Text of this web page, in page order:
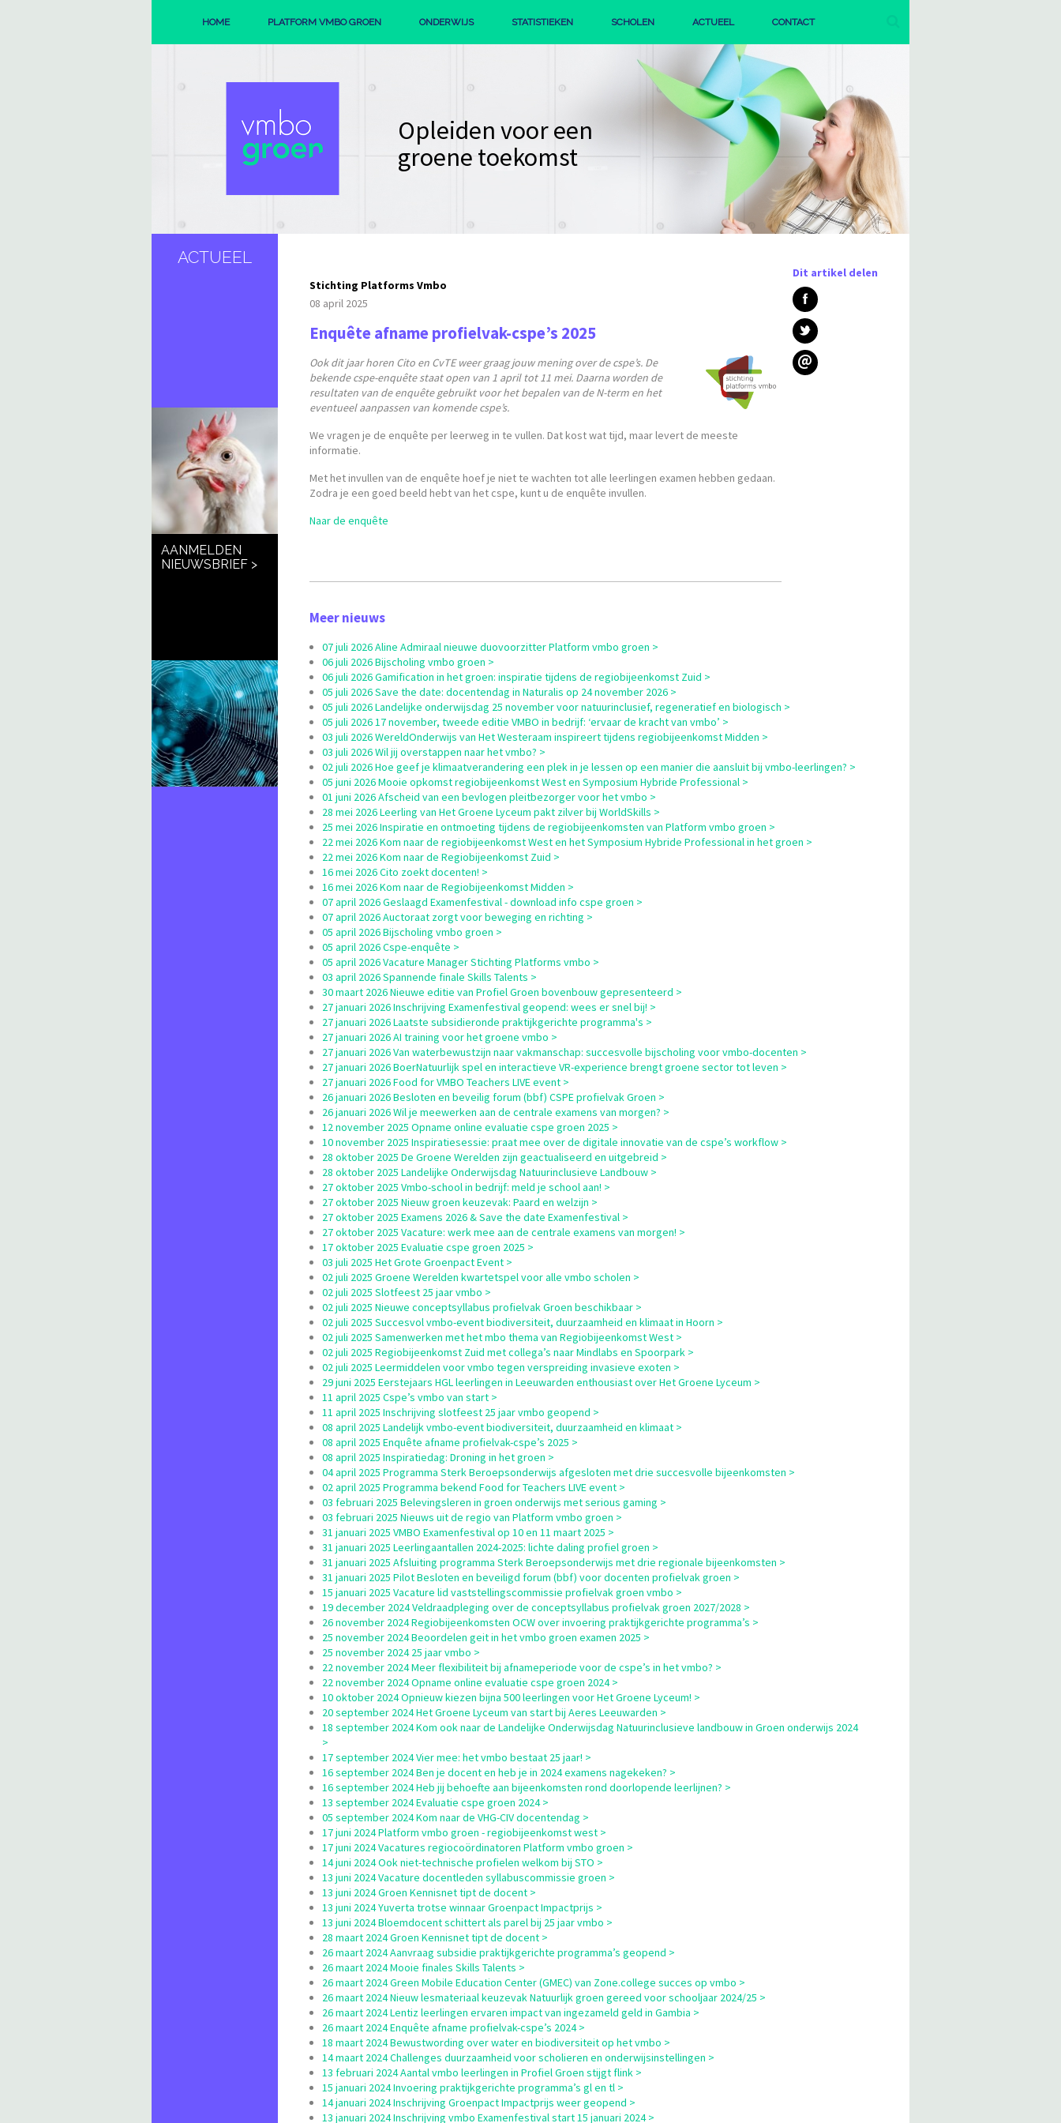
HOME PLATFORM VMBO GROEN
REGIO'S
ONDERWIJS STATISTIEKEN SCHOLEN ACTUEEL
AGENDA
PUBLICATIES
CONTACT
Opleiden voor een
groene toekomst
ACTUEEL
AANMELDEN
NIEUWSBRIEF >
Stichting Platforms Vmbo
08 april 2025
Enquête afname profielvak-cspe’s 2025
Ook dit jaar horen Cito en CvTE weer graag jouw mening over de cspe’s. De
bekende cspe-enquête staat open van 1 april tot 11 mei. Daarna worden de
resultaten van de enquête gebruikt voor het bepalen van de N-term en het
eventueel aanpassen van komende cspe’s.
We vragen je de enquête per leerweg in te vullen. Dat kost wat tijd, maar levert de meeste
informatie.
Met het invullen van de enquête hoef je niet te wachten tot alle leerlingen examen hebben gedaan.
Zodra je een goed beeld hebt van het cspe, kunt u de enquête invullen.
Naar de enquête
Dit artikel delen
@
Meer nieuws
07 juli 2026 Aline Admiraal nieuwe duovoorzitter Platform vmbo groen >
06 juli 2026 Bijscholing vmbo groen >
06 juli 2026 Gamification in het groen: inspiratie tijdens de regiobijeenkomst Zuid >
05 juli 2026 Save the date: docentendag in Naturalis op 24 november 2026 >
05 juli 2026 Landelijke onderwijsdag 25 november voor natuurinclusief, regeneratief en biologisch >
05 juli 2026 17 november, tweede editie VMBO in bedrijf: ‘ervaar de kracht van vmbo’ >
03 juli 2026 WereldOnderwijs van Het Westeraam inspireert tijdens regiobijeenkomst Midden >
03 juli 2026 Wil jij overstappen naar het vmbo? >
02 juli 2026 Hoe geef je klimaatverandering een plek in je lessen op een manier die aansluit bij vmbo-leerlingen? >
05 juni 2026 Mooie opkomst regiobijeenkomst West en Symposium Hybride Professional >
01 juni 2026 Afscheid van een bevlogen pleitbezorger voor het vmbo >
28 mei 2026 Leerling van Het Groene Lyceum pakt zilver bij WorldSkills >
25 mei 2026 Inspiratie en ontmoeting tijdens de regiobijeenkomsten van Platform vmbo groen >
22 mei 2026 Kom naar de regiobijeenkomst West en het Symposium Hybride Professional in het groen >
22 mei 2026 Kom naar de Regiobijeenkomst Zuid >
16 mei 2026 Cito zoekt docenten! >
16 mei 2026 Kom naar de Regiobijeenkomst Midden >
07 april 2026 Geslaagd Examenfestival - download info cspe groen >
07 april 2026 Auctoraat zorgt voor beweging en richting >
05 april 2026 Bijscholing vmbo groen >
05 april 2026 Cspe-enquête >
05 april 2026 Vacature Manager Stichting Platforms vmbo >
03 april 2026 Spannende finale Skills Talents >
30 maart 2026 Nieuwe editie van Profiel Groen bovenbouw gepresenteerd >
27 januari 2026 Inschrijving Examenfestival geopend: wees er snel bij! >
27 januari 2026 Laatste subsidieronde praktijkgerichte programma's >
27 januari 2026 AI training voor het groene vmbo >
27 januari 2026 Van waterbewustzijn naar vakmanschap: succesvolle bijscholing voor vmbo-docenten >
27 januari 2026 BoerNatuurlijk spel en interactieve VR-experience brengt groene sector tot leven >
27 januari 2026 Food for VMBO Teachers LIVE event >
26 januari 2026 Besloten en beveilig forum (bbf) CSPE profielvak Groen >
26 januari 2026 Wil je meewerken aan de centrale examens van morgen? >
12 november 2025 Opname online evaluatie cspe groen 2025 >
10 november 2025 Inspiratiesessie: praat mee over de digitale innovatie van de cspe’s workflow >
28 oktober 2025 De Groene Werelden zijn geactualiseerd en uitgebreid >
28 oktober 2025 Landelijke Onderwijsdag Natuurinclusieve Landbouw >
27 oktober 2025 Vmbo-school in bedrijf: meld je school aan! >
27 oktober 2025 Nieuw groen keuzevak: Paard en welzijn >
27 oktober 2025 Examens 2026 & Save the date Examenfestival >
27 oktober 2025 Vacature: werk mee aan de centrale examens van morgen! >
17 oktober 2025 Evaluatie cspe groen 2025 >
03 juli 2025 Het Grote Groenpact Event >
02 juli 2025 Groene Werelden kwartetspel voor alle vmbo scholen >
02 juli 2025 Slotfeest 25 jaar vmbo >
02 juli 2025 Nieuwe conceptsyllabus profielvak Groen beschikbaar >
02 juli 2025 Succesvol vmbo-event biodiversiteit, duurzaamheid en klimaat in Hoorn >
02 juli 2025 Samenwerken met het mbo thema van Regiobijeenkomst West >
02 juli 2025 Regiobijeenkomst Zuid met collega’s naar Mindlabs en Spoorpark >
02 juli 2025 Leermiddelen voor vmbo tegen verspreiding invasieve exoten >
29 juni 2025 Eerstejaars HGL leerlingen in Leeuwarden enthousiast over Het Groene Lyceum >
11 april 2025 Cspe’s vmbo van start >
11 april 2025 Inschrijving slotfeest 25 jaar vmbo geopend >
08 april 2025 Landelijk vmbo-event biodiversiteit, duurzaamheid en klimaat >
08 april 2025 Enquête afname profielvak-cspe’s 2025 >
08 april 2025 Inspiratiedag: Droning in het groen >
04 april 2025 Programma Sterk Beroepsonderwijs afgesloten met drie succesvolle bijeenkomsten >
02 april 2025 Programma bekend Food for Teachers LIVE event >
03 februari 2025 Belevingsleren in groen onderwijs met serious gaming >
03 februari 2025 Nieuws uit de regio van Platform vmbo groen >
31 januari 2025 VMBO Examenfestival op 10 en 11 maart 2025 >
31 januari 2025 Leerlingaantallen 2024-2025: lichte daling profiel groen >
31 januari 2025 Afsluiting programma Sterk Beroepsonderwijs met drie regionale bijeenkomsten >
31 januari 2025 Pilot Besloten en beveiligd forum (bbf) voor docenten profielvak groen >
15 januari 2025 Vacature lid vaststellingscommissie profielvak groen vmbo >
19 december 2024 Veldraadpleging over de conceptsyllabus profielvak groen 2027/2028 >
26 november 2024 Regiobijeenkomsten OCW over invoering praktijkgerichte programma’s >
25 november 2024 Beoordelen geit in het vmbo groen examen 2025 >
25 november 2024 25 jaar vmbo >
22 november 2024 Meer flexibiliteit bij afnameperiode voor de cspe’s in het vmbo? >
22 november 2024 Opname online evaluatie cspe groen 2024 >
10 oktober 2024 Opnieuw kiezen bijna 500 leerlingen voor Het Groene Lyceum! >
20 september 2024 Het Groene Lyceum van start bij Aeres Leeuwarden >
18 september 2024 Kom ook naar de Landelijke Onderwijsdag Natuurinclusieve landbouw in Groen onderwijs 2024
>
17 september 2024 Vier mee: het vmbo bestaat 25 jaar! >
16 september 2024 Ben je docent en heb je in 2024 examens nagekeken? >
16 september 2024 Heb jij behoefte aan bijeenkomsten rond doorlopende leerlijnen? >
13 september 2024 Evaluatie cspe groen 2024 >
05 september 2024 Kom naar de VHG-CIV docentendag >
17 juni 2024 Platform vmbo groen - regiobijeenkomst west >
17 juni 2024 Vacatures regiocoördinatoren Platform vmbo groen >
14 juni 2024 Ook niet-technische profielen welkom bij STO >
13 juni 2024 Vacature docentleden syllabuscommissie groen >
13 juni 2024 Groen Kennisnet tipt de docent >
13 juni 2024 Yuverta trotse winnaar Groenpact Impactprijs >
13 juni 2024 Bloemdocent schittert als parel bij 25 jaar vmbo >
28 maart 2024 Groen Kennisnet tipt de docent >
26 maart 2024 Aanvraag subsidie praktijkgerichte programma’s geopend >
26 maart 2024 Mooie finales Skills Talents >
26 maart 2024 Green Mobile Education Center (GMEC) van Zone.college succes op vmbo >
26 maart 2024 Nieuw lesmateriaal keuzevak Natuurlijk groen gereed voor schooljaar 2024/25 >
26 maart 2024 Lentiz leerlingen ervaren impact van ingezameld geld in Gambia >
26 maart 2024 Enquête afname profielvak-cspe’s 2024 >
18 maart 2024 Bewustwording over water en biodiversiteit op het vmbo >
14 maart 2024 Challenges duurzaamheid voor scholieren en onderwijsinstellingen >
13 februari 2024 Aantal vmbo leerlingen in Profiel Groen stijgt flink >
15 januari 2024 Invoering praktijkgerichte programma’s gl en tl >
14 januari 2024 Inschrijving Groenpact Impactprijs weer geopend >
13 januari 2024 Inschrijving vmbo Examenfestival start 15 januari 2024 >